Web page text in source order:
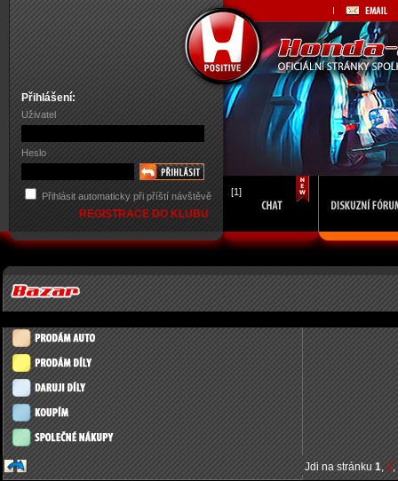
Přihlášení:
Uživatel
Heslo
Přihlásit automaticky při příští návštěvě
REGISTRACE DO KLUBU
[1]
Jdi na stránku 1, 2,